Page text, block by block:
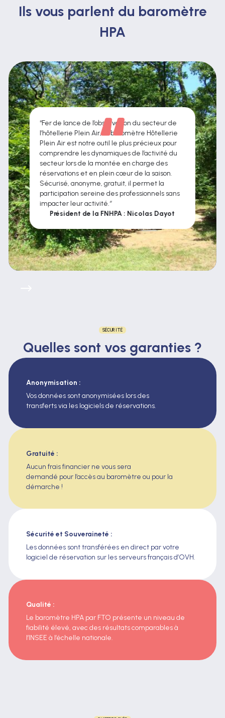
Ils vous parlent du baromètre
HPA
“Fer de lance de l’observation du secteur de
l’hôtellerie Plein Air, le baromètre Hôtellerie
Plein Air est notre outil le plus précieux pour
comprendre les dynamiques de l’activité du
secteur lors de la montée en charge des
réservations et en plein cœur de la saison.
Sécurisé, anonyme, gratuit, il permet la
participation sereine des professionnels sans
impacter leur activité.”
Président de la FNHPA : Nicolas Dayot
SÉCURITÉ
Quelles sont vos garanties ?
Anonymisation :
Vos données sont anonymisées lors des
transferts via les logiciels de réservations.
Gratuité :
Aucun frais financier ne vous sera
demandé pour l’accès au baromètre ou pour la
démarche !
Sécurité et Souveraineté :
Les données sont transférées en direct par votre
logiciel de réservation sur les serveurs français d’OVH.
Qualité :
Le baromètre HPA par FTO présente un niveau de
fiabilité élevé, avec des résultats comparables à
l’INSEE à l’échelle nationale.